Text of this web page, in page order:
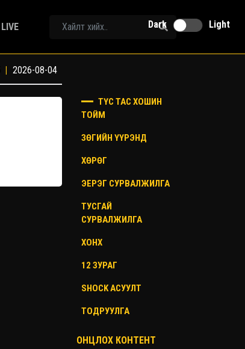
LIVE Dark Light
| 2026-08-04
ТҮС ТАС ХОШИН
ТОЙМ
ЗӨГИЙН ҮҮРЭНД
ХӨРӨГ
ЭЕРЭГ СУРВАЛЖИЛГА
ТУСГАЙ
СУРВАЛЖИЛГА
ХОНХ
12 ЗУРАГ
SHOCK АСУУЛТ
ТОДРУУЛГА
ОНЦЛОХ КОНТЕНТ